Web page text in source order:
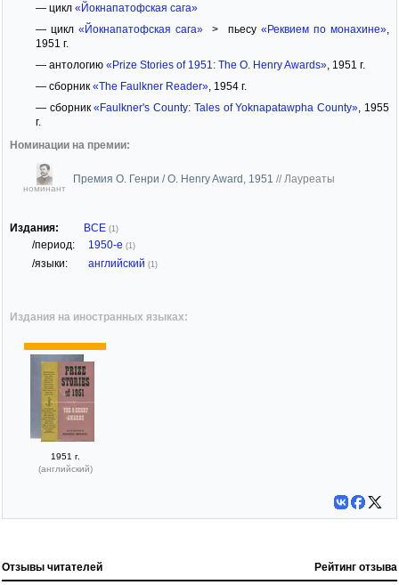
— цикл «Йокнапатофская сага»
— цикл«Йокнапатофская сага» > пьесу «Реквием по монахине»
1951 г.
— антологию «Prize Stories of 1951: The O. Henry Awards», 1951 г.
— сборник «The Faulkner Reader», 1954 г.
— сборник«Faulkner's County: Tales of Yoknapatawpha County» , 1955
г.
Номинации на премии:
номинант
Премия О. Генри / O. Henry Award, 1951 // Лауреаты
Издания: ВСЕ (1)
/период: 1950-е (1)
/языки: английский (1)
Издания на иностранных языках:
1951 г.
(английский)
Отзывы читателей Рейтинг отзыва